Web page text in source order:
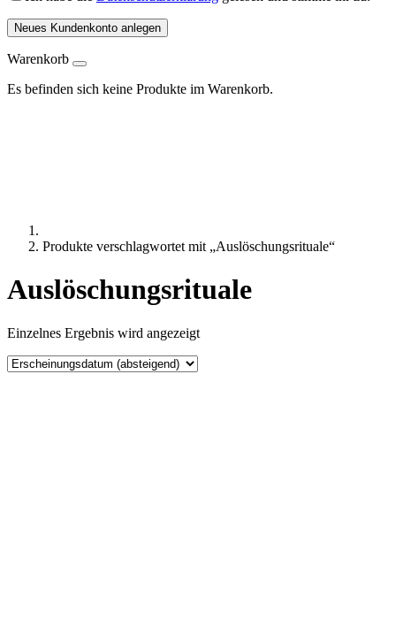
Neues Kundenkonto anlegen
Warenkorb
Es befinden sich keine Produkte im Warenkorb.
Produkte verschlagwortet mit „Auslöschungsrituale“
Auslöschungsrituale
Einzelnes Ergebnis wird angezeigt